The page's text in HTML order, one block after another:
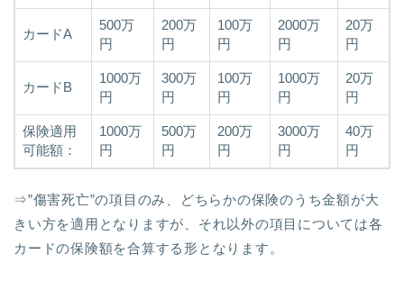
カードA
500万
円
200万
円
100万
円
2000万
円
20万
円
カードB
1000万
円
300万
円
100万
円
1000万
円
20万
円
保険適用
可能額：
1000万
円
500万
円
200万
円
3000万
円
40万
円
⇒”傷害死亡”の項目のみ、どちらかの保険のうち金額が大
きい方を適用となりますが、それ以外の項目については各
カードの保険額を合算する形となります。